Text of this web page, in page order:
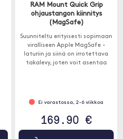
RAM Mount Quick Grip
ohjaustangon kiinnitys
(MagSafe)
Suunniteltu erityisesti sopimaan
viralliseen Apple MagSafe -
laturiin ja siinä on irrotettava
takalevy, joten voit asentaa
Ei varastossa, 2-6 viikkoa
169.90 €